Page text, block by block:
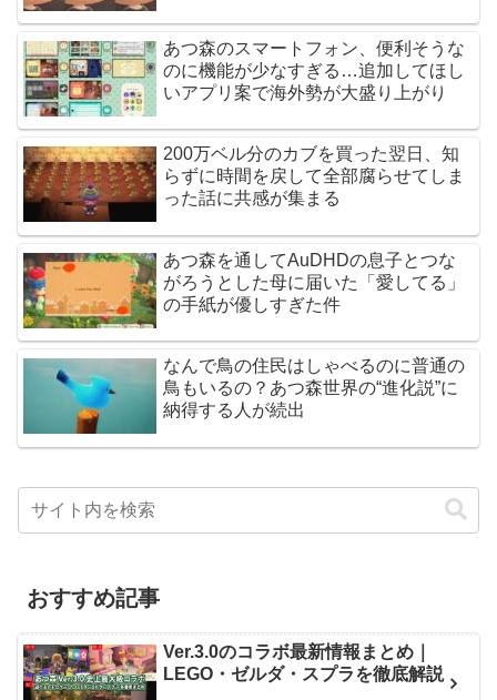
あつ森のスマートフォン、便利そうな
のに機能が少なすぎる…追加してほし
いアプリ案で海外勢が大盛り上がり
200万ベル分のカブを買った翌日、知
らずに時間を戻して全部腐らせてしま
った話に共感が集まる
あつ森を通してAuDHDの息子とつな
がろうとした母に届いた「愛してる」
の手紙が優しすぎた件
なんで鳥の住民はしゃべるのに普通の
鳥もいるの？あつ森世界の“進化説”に
納得する人が続出
おすすめ記事
Ver.3.0のコラボ最新情報まとめ｜
LEGO・ゼルダ・スプラを徹底解説